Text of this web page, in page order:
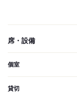
席・設備
個室
貸切